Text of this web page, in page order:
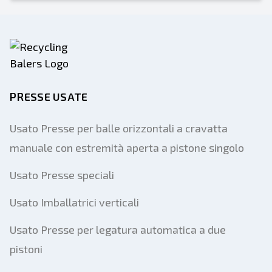
PRESSE USATE
Usato Presse per balle orizzontali a cravatta
manuale con estremità aperta a pistone singolo
Usato Presse speciali
Usato Imballatrici verticali
Usato Presse per legatura automatica a due
pistoni